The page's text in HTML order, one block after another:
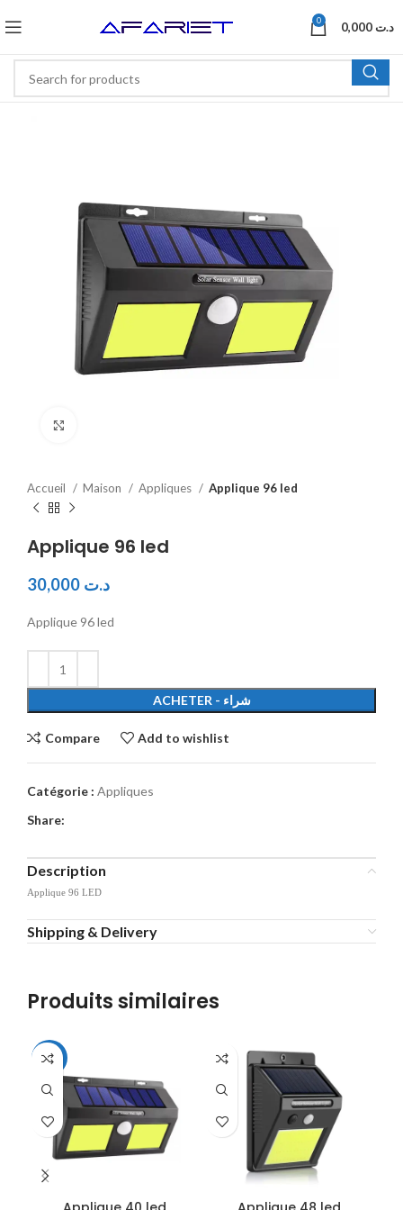
0 د.ت
Accueil Maison Appliques Applique 96 led
Applique 96 led
د.ت
Applique 96 led
ACHETER - شراء
Compare Add to wishlist
Catégorie : Appliques
Share:
Description
Applique 96 LED
Shipping & Delivery
Produits similaires
-26%